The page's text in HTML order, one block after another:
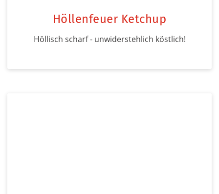
Höllenfeuer Ketchup
Höllisch scharf - unwiderstehlich köstlich!